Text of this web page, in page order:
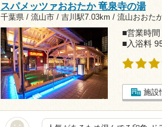
スパメッツァおおたか 竜泉寺の湯
千葉県 / 流山市 / 吉川駅7.03km / 流山おおた
■営業時
■入浴料
施設